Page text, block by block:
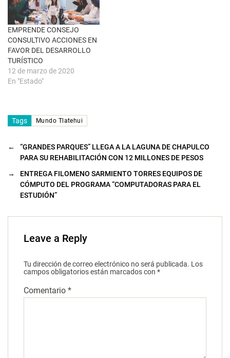
t
a
n
a
n
u
e
v
)
EMPRENDE CONSEJO
CONSULTIVO ACCIONES EN
FAVOR DEL DESARROLLO
TURÍSTICO
12 de marzo de 2020
En "Estado"
Tags Mundo Tlatehui
←
“GRANDES PARQUES” LLEGA A LA LAGUNA DE CHAPULCO
PARA SU REHABILITACIÓN CON 12 MILLONES DE PESOS
→
ENTREGA FILOMENO SARMIENTO TORRES EQUIPOS DE
CÓMPUTO DEL PROGRAMA “COMPUTADORAS PARA EL
ESTUDIÓN”
Leave a Reply
Tu dirección de correo electrónico no será publicada. Los
campos obligatorios están marcados con *
Comentario *